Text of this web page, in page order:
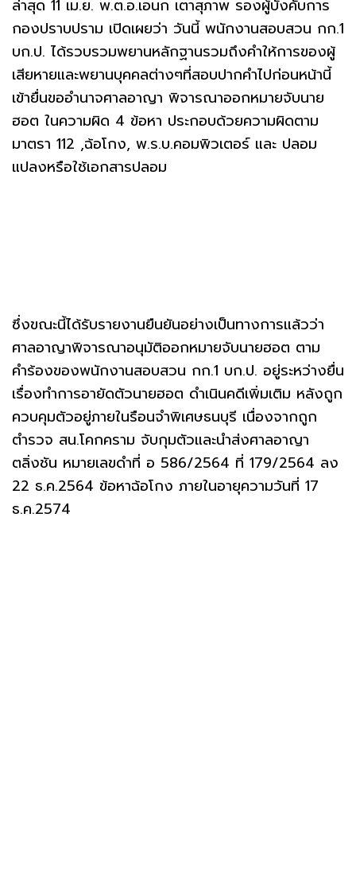
ล่าสุด 11 เม.ย. พ.ต.อ.เอนก เตาสุภาพ รองผู้บังคับการ
กองปราบปราม เปิดเผยว่า วันนี้ พนักงานสอบสวน กก.1
บก.ป. ได้รวบรวมพยานหลักฐานรวมถึงคำให้การของผู้
เสียหายและพยานบุคคลต่างๆที่สอบปากคำไปก่อนหน้านี้
เข้ายื่นขออำนาจศาลอาญา พิจารณาออกหมายจับนาย
ฮอต ในความผิด 4 ข้อหา ประกอบด้วยความผิดตาม
มาตรา 112 ,ฉ้อโกง, พ.ร.บ.คอมพิวเตอร์ และ ปลอม
แปลงหรือใช้เอกสารปลอม
ซึ่งขณะนี้ได้รับรายงานยืนยันอย่างเป็นทางการแล้วว่า
ศาลอาญาพิจารณาอนุมัติออกหมายจับนายฮอต ตาม
คำร้องของพนักงานสอบสวน กก.1 บก.ป. อยู่ระหว่างยื่น
เรื่องทำการอายัดตัวนายฮอต ดำเนินคดีเพิ่มเติม หลังถูก
ควบคุมตัวอยู่ภายในรือนจำพิเศษธนบุรี เนื่องจากถูก
ตำรวจ สน.โคกคราม จับกุมตัวและนำส่งศาลอาญา
ตลิ่งชัน หมายเลขดำที่ อ 586/2564 ที่ 179/2564 ลง
22 ธ.ค.2564 ข้อหาฉ้อโกง ภายในอายุความวันที่ 17
ธ.ค.2574